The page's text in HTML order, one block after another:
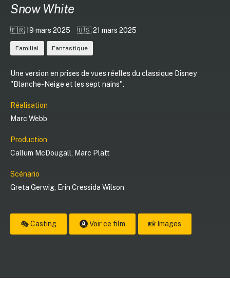
Snow White
🇫🇷 19 mars 2025 🇺🇸 21 mars 2025
Familial Fantastique
Une version en prises de vues réelles du classique Disney
"Blanche-Neige et les sept nains".
Réalisation
Marc Webb
Production
Callum McDougall
Marc Platt
Scénario
Greta Gerwig Erin Cressida Wilson
🎭 Casting Voir ce film 📸 Images